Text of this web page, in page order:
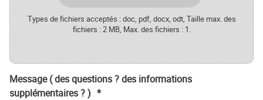
Types de fichiers acceptés : doc, pdf, docx, odt, Taille max. des
fichiers : 2 MB, Max. des fichiers : 1.
Message ( des questions ? des informations
supplémentaires ? ) *